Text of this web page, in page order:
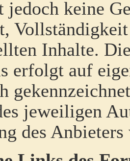
jedoch keine
Inhalte.
erfolgt auf
jeweiligen
des Anbieters